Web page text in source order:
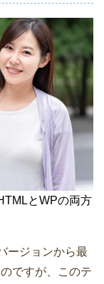
とWPの両方
ージョンから最
ですが、このテ